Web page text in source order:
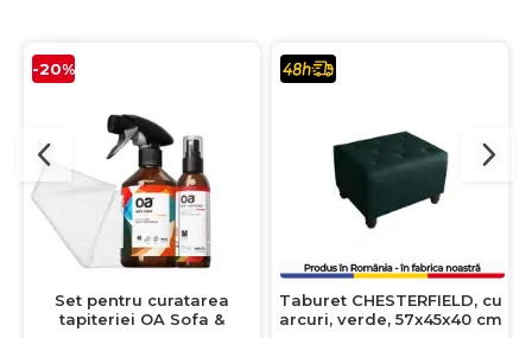
-20%
Set pentru curatarea
tapiteriei OA Sofa &
Taburet CHESTERFIELD, cu
arcuri, verde, 57x45x40 cm